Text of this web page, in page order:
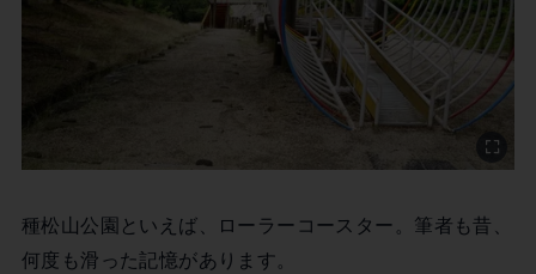
種松山公園といえば、ローラーコースター。筆者も昔、
何度も滑った記憶があります。